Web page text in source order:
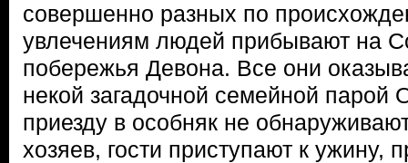
совершенно разных по
увлечениям людей прибывают на
побережья Девона. Все они
некой загадочной семейной парой
приезду в особняк не
хозяев, гости приступают к ужину,